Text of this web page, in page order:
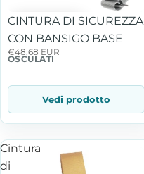
CINTURA DI SICUREZZA
CON BANSIGO BASE
€48,68 EUR
OSCULATI
Vedi prodotto
Cintura
di